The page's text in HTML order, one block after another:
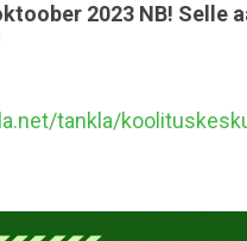
2023 NB! Selle
tankla/